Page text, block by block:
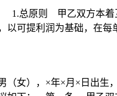
原则 甲乙双方本着互
以可提利润为基础，在每
女），×年×月×日出